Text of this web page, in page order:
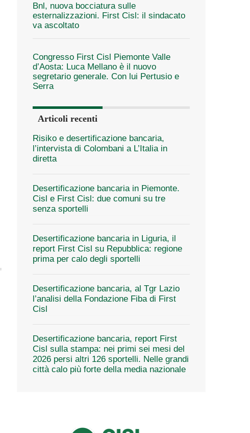
Bnl, nuova bocciatura sulle
esternalizzazioni. First Cisl: il sindacato
va ascoltato
Congresso First Cisl Piemonte Valle
d’Aosta: Luca Mellano è il nuovo
segretario generale. Con lui Pertusio e
Serra
Articoli recenti
Risiko e desertificazione bancaria,
l’intervista di Colombani a L’Italia in
diretta
Desertificazione bancaria in Piemonte.
Cisl e First Cisl: due comuni su tre
senza sportelli
Desertificazione bancaria in Liguria, il
report First Cisl su Repubblica: regione
prima per calo degli sportelli
Desertificazione bancaria, al Tgr Lazio
l’analisi della Fondazione Fiba di First
Cisl
Desertificazione bancaria, report First
Cisl sulla stampa: nei primi sei mesi del
2026 persi altri 126 sportelli. Nelle grandi
città calo più forte della media nazionale